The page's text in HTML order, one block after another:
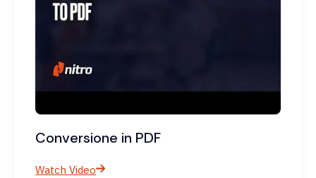
Conversione in PDF
Watch Video